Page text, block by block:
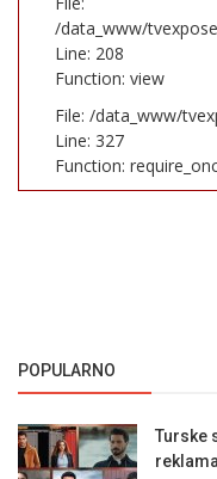
/data_www/
Line: 208
Function: view
File: /data_www/
Line: 327
Function:
POPULARNO
Turske